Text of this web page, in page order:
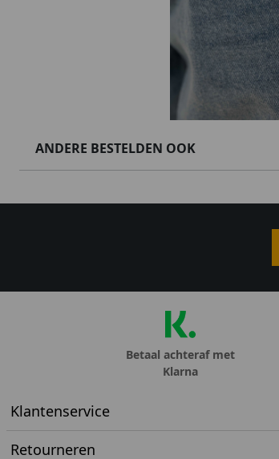
ANDERE BESTELDEN OOK
Betaal achteraf met
Klarna
Klantenservice
Retourneren